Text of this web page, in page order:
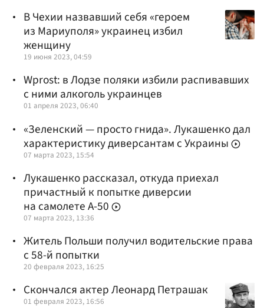
В Чехии назвавший себя «героем
из Мариуполя» украинец избил
женщину
19 июня 2023, 04:59
Wprost: в Лодзе поляки избили распивавших
с ними алкоголь украинцев
01 апреля 2023, 06:40
«Зеленский — просто гнида». Лукашенко дал
характеристику диверсантам с Украины
07 марта 2023, 15:54
Лукашенко рассказал, откуда приехал
причастный к попытке диверсии
на самолете А-50
07 марта 2023, 13:36
Житель Польши получил водительские права
с 58-й попытки
20 февраля 2023, 16:25
Скончался актер Леонард Петрашак
01 февраля 2023, 16:56